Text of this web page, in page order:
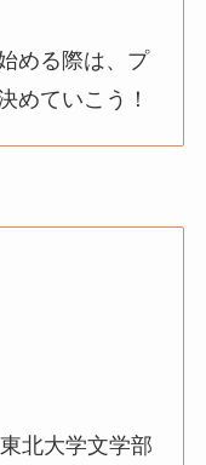
める際は、プ
めていこう！
北大学文学部